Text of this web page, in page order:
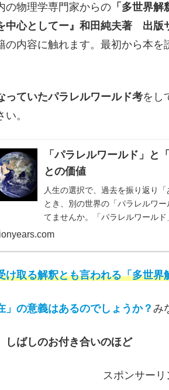
の物理学専門家からの 「多世界
中心としてー』和田純夫著 出版
の内容に触れます。最初から本を
っていたパラレルワールド考をし
。
「パラレルワールド」と
との価値
人生の選択で、過去を振り返り
とき、別の世界の「パラレルワ
てませんか。「パラレルワール
っていることのその価値…
け取る解釈とも言われる「多世
」の意義はあるのでしょうか？ み
しばしのお付き合いのほど
スポンサーリ